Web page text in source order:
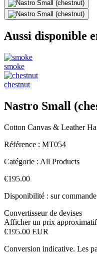
Aussi disponible
smoke
chestnut
Nastro Small
Cotton Canvas & Leather
Référence : MT054
Catégorie : All Products
€195.00
Disponibilité : sur
Convertisseur de devises
Afficher un prix
€195.00 EUR
Conversion indicative. Les